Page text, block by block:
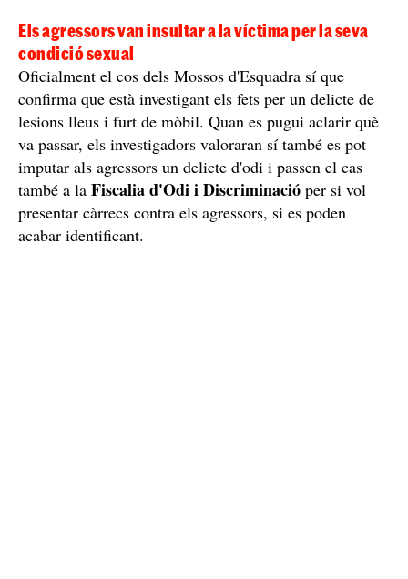
Els agressors van insultar a la víctima per la seva
condició sexual
Oficialment el cos dels Mossos d'Esquadra sí que
confirma que està investigant els fets per un delicte de
lesions lleus i furt de mòbil. Quan es pugui aclarir què
va passar, els investigadors valoraran sí també es pot
imputar als agressors un delicte d'odi i passen el cas
també a la Fiscalia d'Odi i Discriminació per si vol
presentar càrrecs contra els agressors, si es poden
acabar identificant.